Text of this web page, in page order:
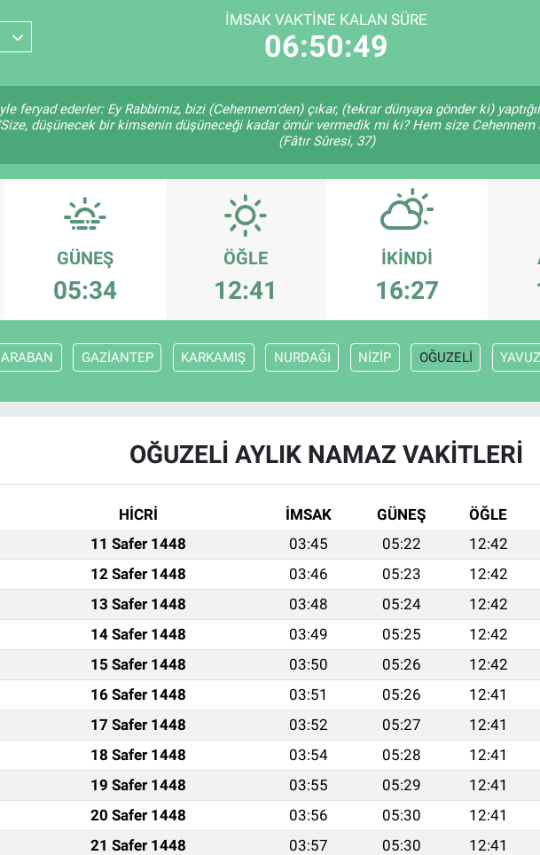
İMSAK VAKTINE KALAN SÜRE
06:50:48
feryad ederler: Ey Rabbimiz, bizi (Cehennem'den) çıkar, (tekrar dünyaya gönder ki)
düşünecek bir kimsenin düşüneceği kadar ömür vermedik mi ki? Hem size Cehennem
(Fâtır Sûresi, 37)
GÜNEŞ
05:34
ÖĞLE
12:41
İKINDI
16:27
ARABAN GAZİANTEP KARKAMIŞ NURDAĞI NİZİP OĞUZELİ
OĞUZELİ AYLIK NAMAZ VAKITLERI
HİCRİ İMSAK GÜNEŞ ÖĞLE
11 Safer 1448 03:45 05:22 12:42
12 Safer 1448 03:46 05:23 12:42
13 Safer 1448 03:48 05:24 12:42
14 Safer 1448 03:49 05:25 12:42
15 Safer 1448 03:50 05:26 12:42
16 Safer 1448 03:51 05:26 12:41
17 Safer 1448 03:52 05:27 12:41
18 Safer 1448 03:54 05:28 12:41
19 Safer 1448 03:55 05:29 12:41
20 Safer 1448 03:56 05:30 12:41
21 Safer 1448 03:57 05:30 12:41